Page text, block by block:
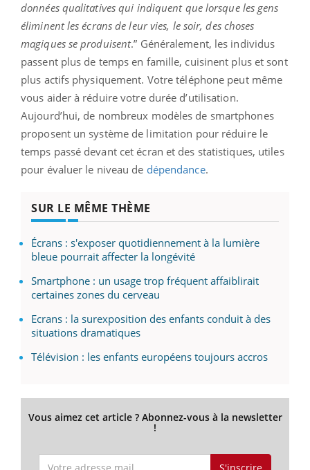
données qualitatives qui indiquent que lorsque les gens
éliminent les écrans de leur vies, le soir, des choses
magiques se produisent.” Généralement, les individus
passent plus de temps en famille, cuisinent plus et sont
plus actifs physiquement. Votre téléphone peut même
vous aider à réduire votre durée d’utilisation.
Aujourd’hui, de nombreux modèles de smartphones
proposent un système de limitation pour réduire le
temps passé devant cet écran et des statistiques, utiles
pour évaluer le niveau de dépendance.
SUR LE MÊME THÈME
Écrans : s'exposer quotidiennement à la lumière
bleue pourrait affecter la longévité
Smartphone : un usage trop fréquent affaiblirait
certaines zones du cerveau
Ecrans : la surexposition des enfants conduit à des
situations dramatiques
Télévision : les enfants européens toujours accros
Vous aimez cet article ? Abonnez-vous à la newsletter
!